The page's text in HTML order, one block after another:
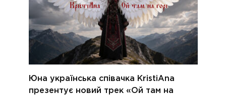
Юна українська співачка KristiAna
презентує новий трек «Ой там на